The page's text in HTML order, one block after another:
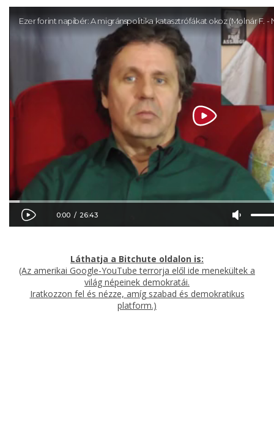
Láthatja a Bitchute oldalon is:
(Az amerikai Google-YouTube terrorja elől ide menekültek a
világ népeinek demokratái.
Iratkozzon fel és nézze, amíg szabad és demokratikus
platform.)